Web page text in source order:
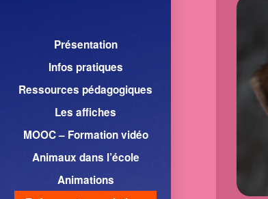
Présentation
Infos pratiques
Ressources pédagogiques
Les affiches
MOOC – Formation vidéo
Animaux dans l’école
Animations